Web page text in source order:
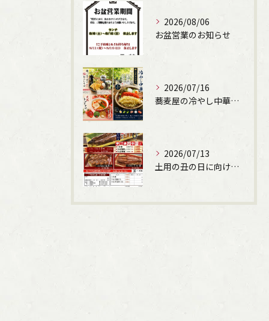
2026/08/06
お盆営業のお知らせ
2026/07/16
蕎麦屋の冷やし中華始まります！（文楽姫路駅南店）
2026/07/13
土用の丑の日に向けて、うなぎの申込受付しています。